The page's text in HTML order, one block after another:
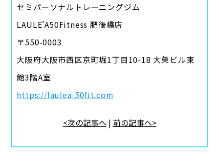
セミパーソナルトレーニングジム
LAULE’A50Fitness 肥後橋店
〒550-0003
大阪府大阪市西区京町堀1丁目10-18 大榮ビル東
館3階A室
https://laulea-50fit.com
<次の記事へ | 前の記事へ>